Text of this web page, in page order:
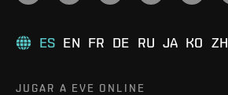
ES EN FR DE RU JA KO ZH
JUGAR A EVE ONLINE